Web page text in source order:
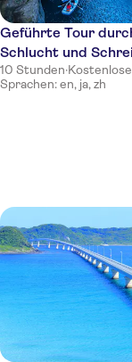
Geführte Tour
Schlucht und
10 Stunden·
Sprachen: en, ja, zh